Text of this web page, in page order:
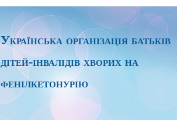
Українська організація батьків
дітей-інвалідів хворих на
фенілкетонурію